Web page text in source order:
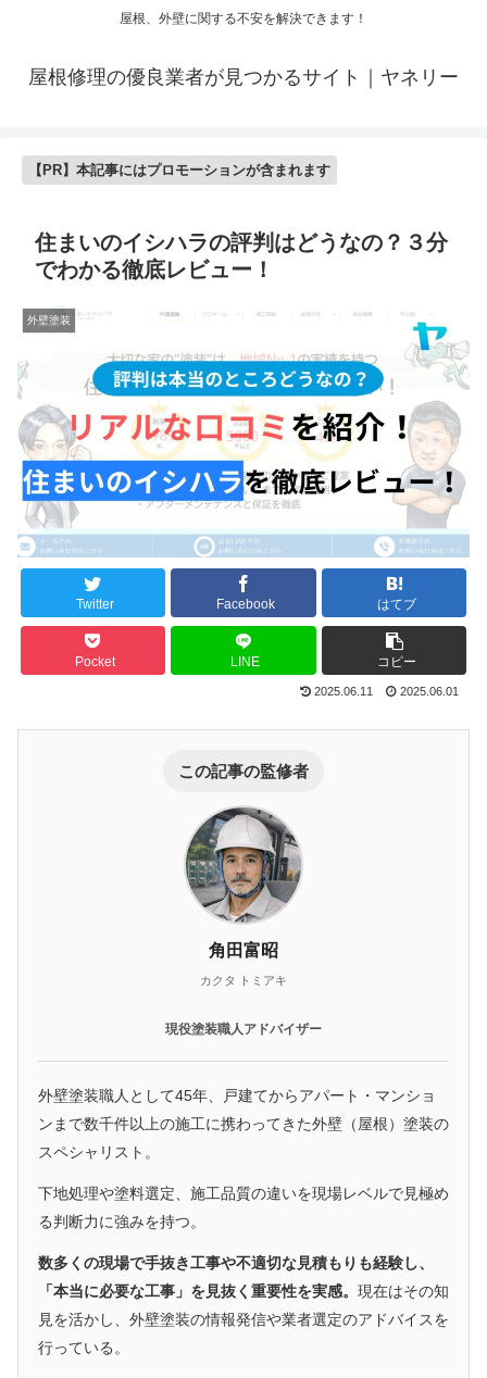
屋根、外壁に関する不安を解決できます！
屋根修理の優良業者が見つかるサイト｜ヤネリー
【PR】本記事にはプロモーションが含まれます
住まいのイシハラの評判はどうなの？３分
でわかる徹底レビュー！
外壁塗装
Twitter Facebook はてブ
Pocket LINE コピー
2025.06.11 2025.06.01
この記事の監修者
角田富昭
カクタ トミアキ
現役塗装職人アドバイザー
外壁塗装職人として45年、戸建てからアパート・マンショ
ンまで数千件以上の施工に携わってきた外壁（屋根）塗装の
スペシャリスト。
下地処理や塗料選定、施工品質の違いを現場レベルで見極め
る判断力に強みを持つ。
数多くの現場で手抜き工事や不適切な見積もりも経験し、
「本当に必要な工事」を見抜く重要性を実感。 現在はその知
見を活かし、外壁塗装の情報発信や業者選定のアドバイスを
行っている。